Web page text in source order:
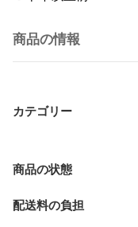
商品の情報
カテゴリー
商品の状態
配送料の負担